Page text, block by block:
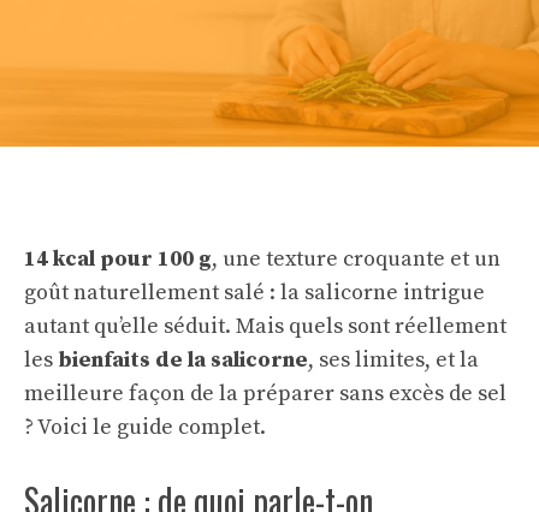
14 kcal pour 100 g, une texture croquante et un
goût naturellement salé : la salicorne intrigue
autant qu’elle séduit. Mais quels sont réellement
les bienfaits de la salicorne, ses limites, et la
meilleure façon de la préparer sans excès de sel
? Voici le guide complet.
Salicorne : de quoi parle-t-on